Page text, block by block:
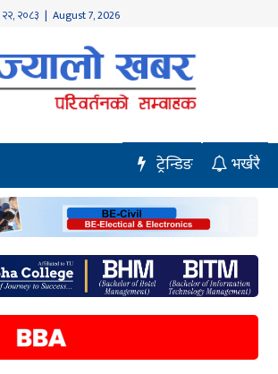
२२, २०८३ | August 7, 2026
भर्खरै
ट्रेन्डिङ